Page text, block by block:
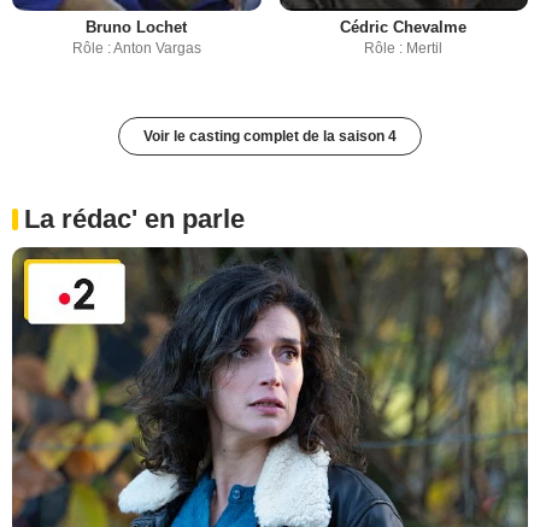
Bruno Lochet
Rôle : Anton Vargas
Cédric Chevalme
Rôle : Mertil
Voir le casting complet de la saison 4
La rédac' en parle